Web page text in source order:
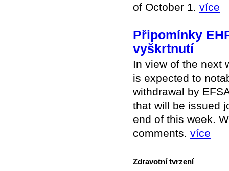
of October 1. více
Připomínky
vyškrtnutí
In view of the next
is expected to
withdrawal by
that will be issued
end of this week.
comments. více
Zdravotní tvrzení